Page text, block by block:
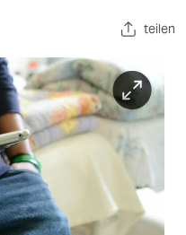
teilen